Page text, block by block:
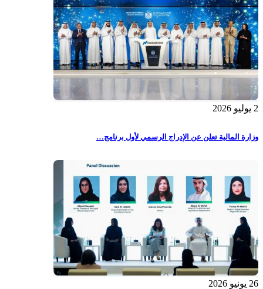
2 يوليو 2026
وزارة المالية تعلن عن الإدراج الرسمي لأول برنامج…
26 يونيو 2026